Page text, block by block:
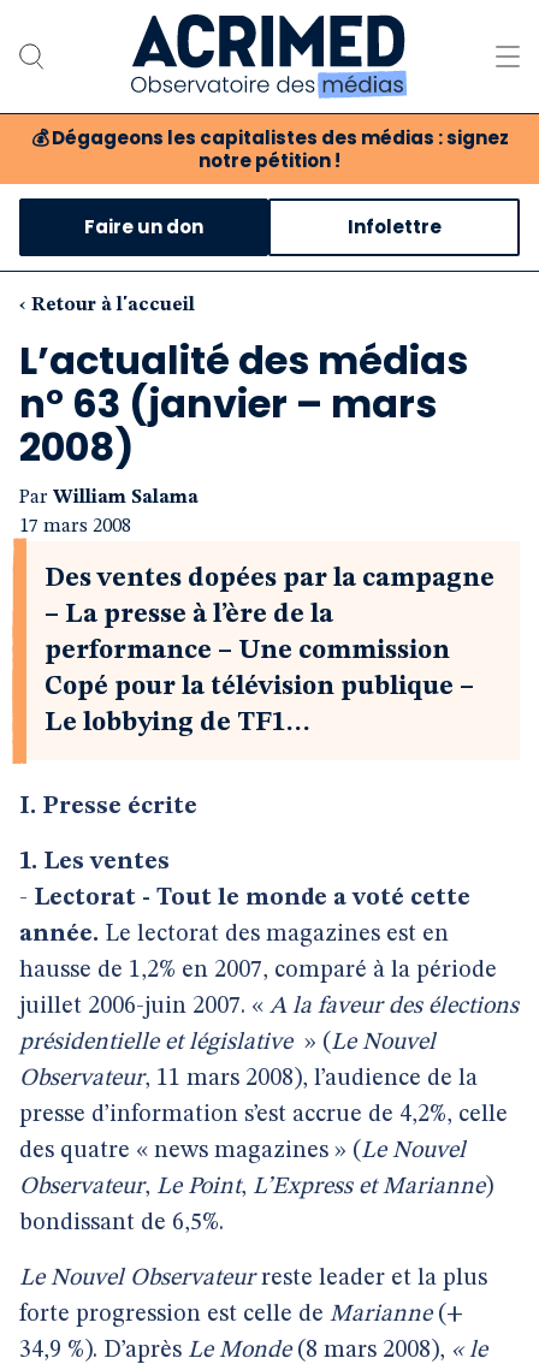
💰 Dégageons les capitalistes des médias : signez
notre pétition !
Notre association
Notre critique des médias
Nos propositions
Notre revue
Boutique
Faire un don Infolettre
‹ Retour à l'accueil
L’actualité des médias
n° 63 (janvier – mars
2008)
Par William Salama
17 mars 2008
Des ventes dopées par la campagne
– La presse à l’ère de la
performance – Une commission
Copé pour la télévision publique –
Le lobbying de TF1…
I. Presse écrite
1. Les ventes
- Lectorat - Tout le monde a voté cette
année. Le lectorat des magazines est en
hausse de 1,2% en 2007, comparé à la période
juillet 2006-juin 2007. « A la faveur des élections
présidentielle et législative » (Le Nouvel
Observateur, 11 mars 2008), l’audience de la
presse d’information s’est accrue de 4,2%, celle
des quatre « news magazines » (Le Nouvel
Observateur, Le Point, L’Express et Marianne)
bondissant de 6,5%.
Le Nouvel Observateurreste leader et la plus
forte progression est celle de Marianne(+
34,9 %). D’après Le Monde (8 mars 2008), « le